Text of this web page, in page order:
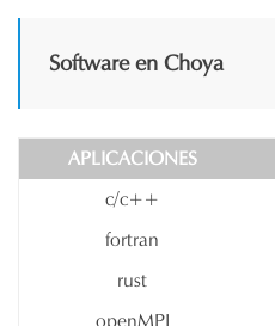
Software en Choya
APLICACIONES
c/c++
fortran
rust
openMPI